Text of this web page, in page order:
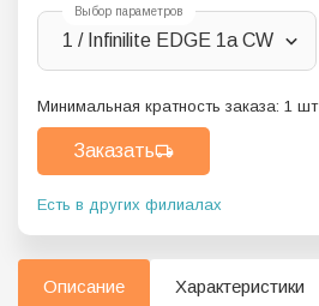
Выбор параметров
1 / Infinilite EDGE 1a CW
Минимальная кратность заказа: 1 шт
Заказать
Есть в других филиалах
Описание Характеристики